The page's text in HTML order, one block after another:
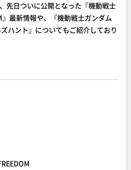
先日ついに公開となった『機動戦士
』最新情報や、『機動戦士ガンダム
ハント』についてもご紹介しており